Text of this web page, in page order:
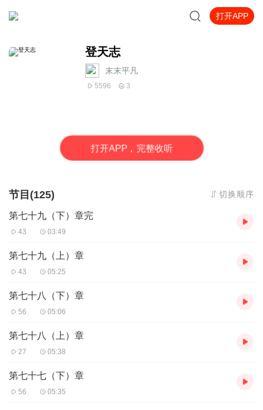
打开APP
登天志
末末平凡
5596 3
打开APP，完整收听
节目(125) 切换顺序
第七十九（下）章完
43 03:49
第七十九（上）章
43 05:25
第七十八（下）章
56 05:06
第七十八（上）章
27 05:38
第七十七（下）章
56 05:35